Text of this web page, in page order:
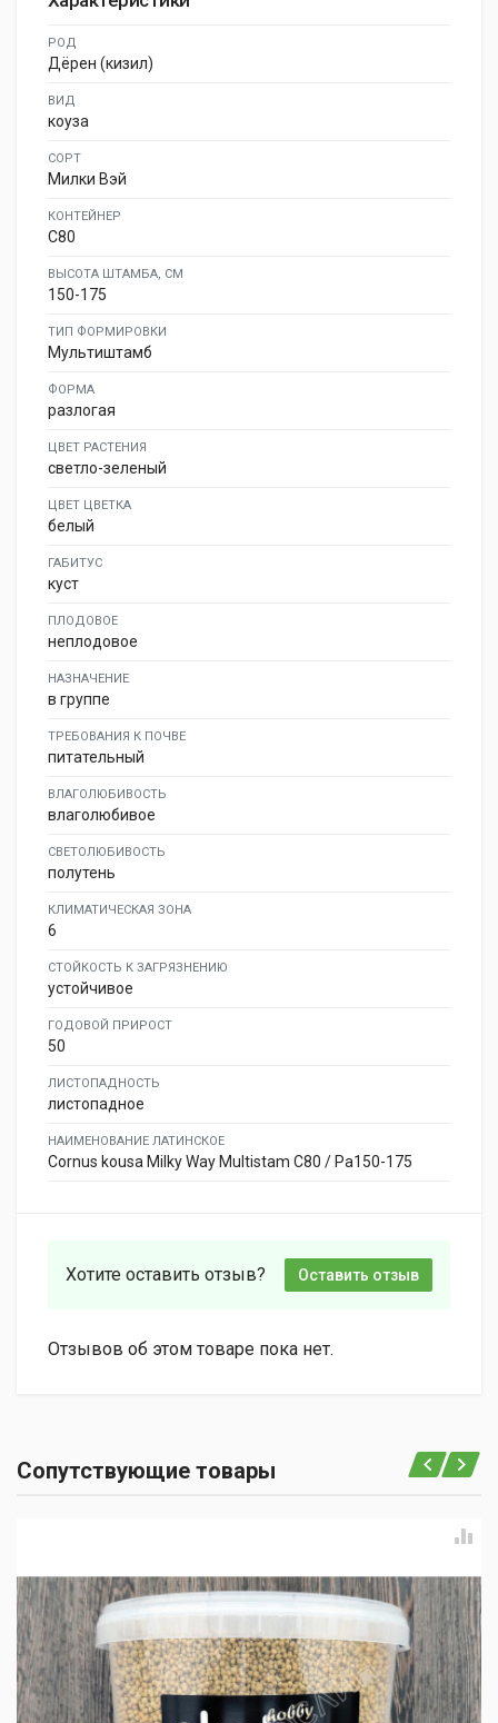
РОД
Дёрен (кизил)
ВИД
коуза
СОРТ
Милки Вэй
КОНТЕЙНЕР
C80
ВЫСОТА ШТАМБА, СМ
150-175
ТИП ФОРМИРОВКИ
Мультиштамб
ФОРМА
разлогая
ЦВЕТ РАСТЕНИЯ
светло-зеленый
ЦВЕТ ЦВЕТКА
белый
ГАБИТУС
куст
ПЛОДОВОЕ
неплодовое
НАЗНАЧЕНИЕ
в группе
ТРЕБОВАНИЯ К ПОЧВЕ
питательный
ВЛАГОЛЮБИВОСТЬ
влаголюбивое
СВЕТОЛЮБИВОСТЬ
полутень
КЛИМАТИЧЕСКАЯ ЗОНА
6
СТОЙКОСТЬ К ЗАГРЯЗНЕНИЮ
устойчивое
ГОДОВОЙ ПРИРОСТ
50
ЛИСТОПАДНОСТЬ
листопадное
НАИМЕНОВАНИЕ ЛАТИНСКОЕ
Cornus kousa Milky Way Multistam C80 / Pa150-175
Хотите оставить отзыв? Оставить отзыв
Отзывов об этом товаре пока нет.
Сопутствующие товары